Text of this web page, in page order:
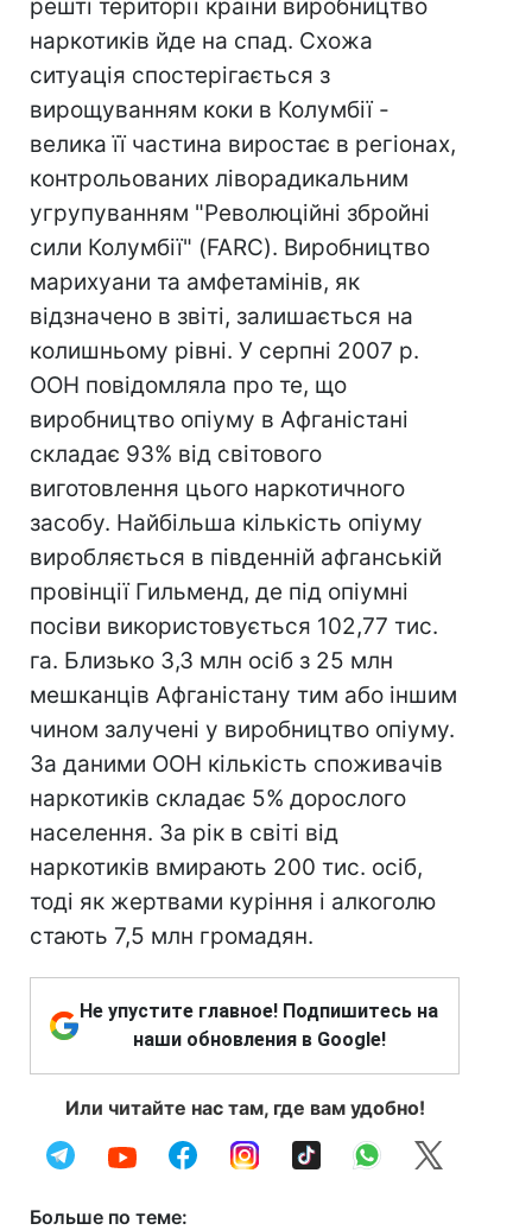
решті території країни виробництво
наркотиків йде на спад. Схожа
ситуація спостерігається з
вирощуванням коки в Колумбії -
велика її частина виростає в регіонах,
контрольованих ліворадикальним
угрупуванням "Революційні збройні
сили Колумбії" (FARC). Виробництво
марихуани та амфетамінів, як
відзначено в звіті, залишається на
колишньому рівні. У серпні 2007 р.
ООН повідомляла про те, що
виробництво опіуму в Афганістані
складає 93% від світового
виготовлення цього наркотичного
засобу. Найбільша кількість опіуму
виробляється в південній афганській
провінції Гильменд, де під опіумні
посіви використовується 102,77 тис.
га. Близько 3,3 млн осіб з 25 млн
мешканців Афганістану тим або іншим
чином залучені у виробництво опіуму.
За даними ООН кількість споживачів
наркотиків складає 5% дорослого
населення. За рік в світі від
наркотиків вмирають 200 тис. осіб,
тоді як жертвами куріння і алкоголю
стають 7,5 млн громадян.
Не упустите главное! Подпишитесь на
наши обновления в Google!
Или читайте нас там, где вам удобно!
Больше по теме: